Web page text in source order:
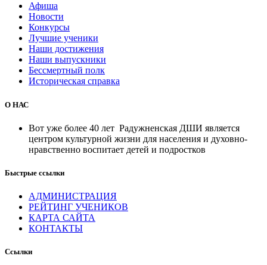
Афиша
Новости
Конкурсы
Лучшие ученики
Наши достижения
Наши выпускники
Бессмертный полк
Историческая справка
О НАС
Вот уже более 40 лет Радужненская ДШИ является
центром культурной жизни для населения и духовно-
нравственно воспитает детей и подростков
Быстрые ссылки
АДМИНИСТРАЦИЯ
РЕЙТИНГ УЧЕНИКОВ
КАРТА САЙТА
КОНТАКТЫ
Ссылки